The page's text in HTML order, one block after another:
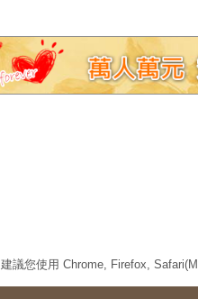
建議您使用 Chrome, Firefox,